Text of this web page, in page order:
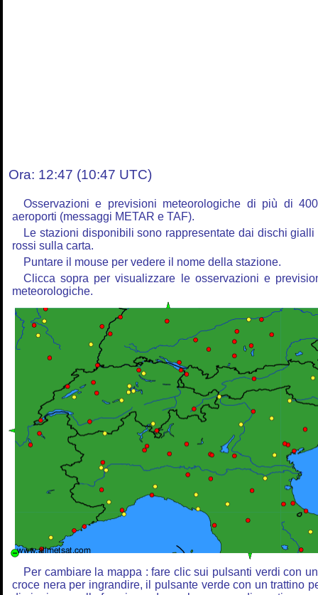
Ora: 12:47 (10:47 UTC)
Osservazioni e previsioni meteorologiche di più di
aeroporti (messaggi METAR e TAF).
Le stazioni disponibili sono rappresentate dai dischi gialli
rossi sulla carta.
Puntare il mouse per vedere il nome della stazione.
Clicca sopra per visualizzare le osservazioni e
meteorologiche.
Per cambiare la mappa : fare clic sui pulsanti verdi con
croce nera per ingrandire, il pulsante verde con un trattino